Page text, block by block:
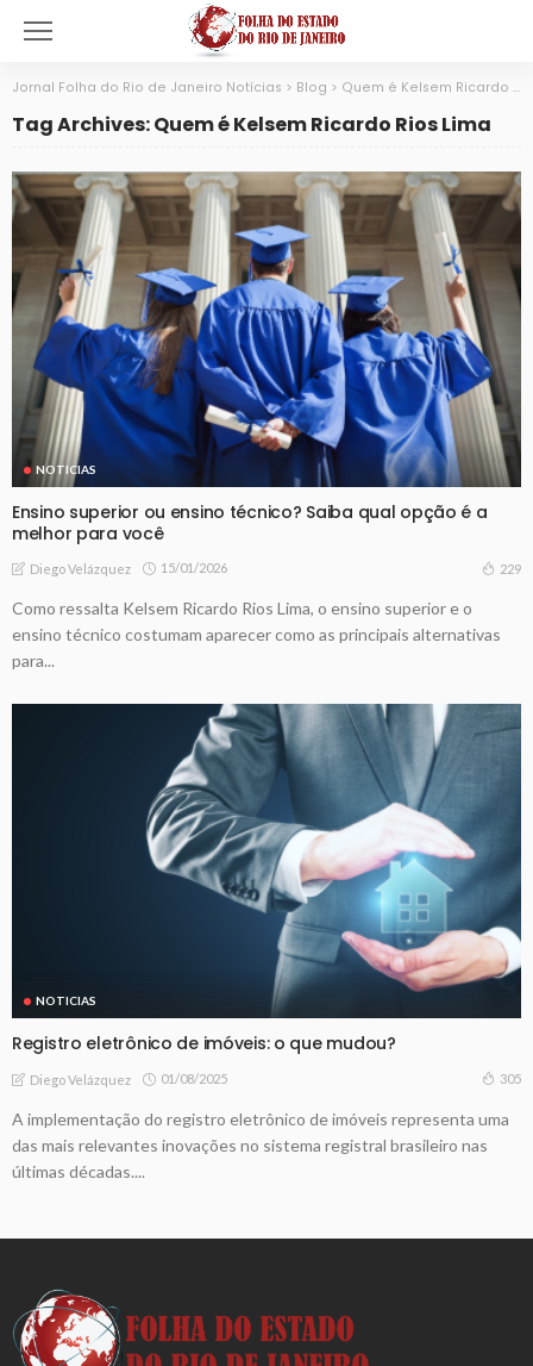
Jornal Folha do Rio de Janeiro Notícias > Blog > Quem é Kelsem Ricardo Rios Lima
Tag Archives: Quem é Kelsem Ricardo Rios Lima
NOTICIAS
Ensino superior ou ensino técnico? Saiba qual opção é a
melhor para você
Diego Velázquez 15/01/2026 229
Como ressalta Kelsem Ricardo Rios Lima, o ensino superior e o
ensino técnico costumam aparecer como as principais alternativas
para...
NOTICIAS
Registro eletrônico de imóveis: o que mudou?
Diego Velázquez 01/08/2025 305
A implementação do registro eletrônico de imóveis representa uma
das mais relevantes inovações no sistema registral brasileiro nas
últimas décadas....